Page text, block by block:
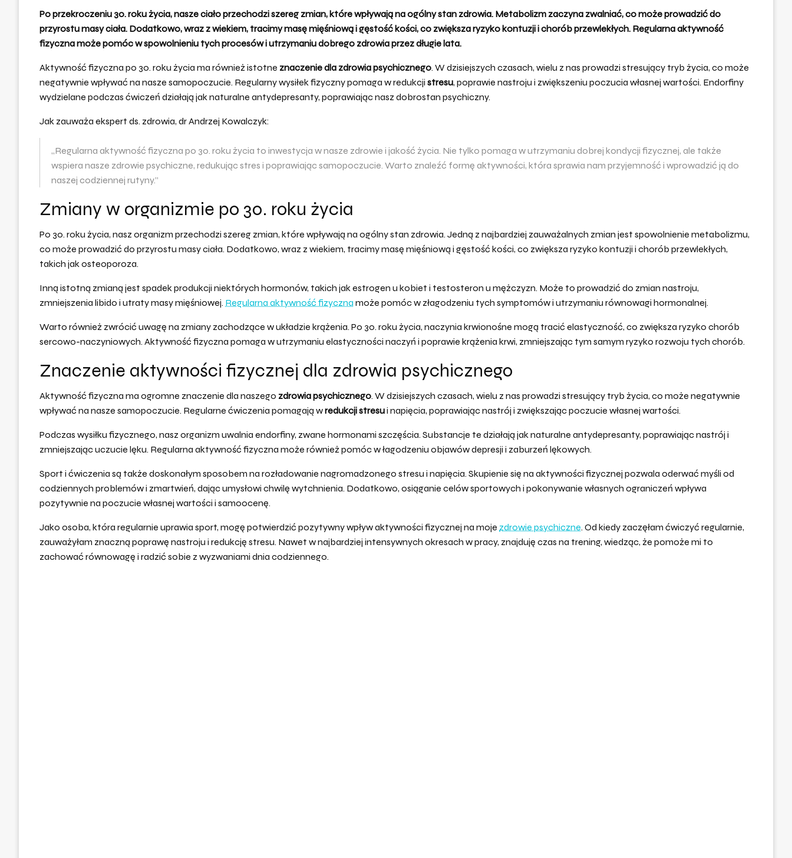
Po przekroczeniu 30. roku życia, nasze ciało przechodzi szereg zmian, które wpływają na ogólny stan zdrowia. Metabolizm zaczyna zwalniać, co może prowadzić do
przyrostu masy ciała. Dodatkowo, wraz z wiekiem, tracimy masę mięśniową i gęstość kości, co zwiększa ryzyko kontuzji i chorób przewlekłych. Regularnaaktywność
fizycznamoże pomóc w spowolnieniu tych procesów i utrzymaniu dobrego zdrowiaprzez długie lata.
Aktywność fizyczna po 30. roku życia ma również istotne znaczenie dla zdrowia psychicznego. W dzisiejszych czasach, wielu z nas prowadzi stresujący tryb życia, co może
negatywnie wpływać na nasze samopoczucie. Regularny wysiłek fizyczny pomaga w redukcji stresu, poprawie nastroju i zwiększeniu poczucia własnej wartości. Endorfiny
wydzielane podczas ćwiczeń działają jak naturalne antydepresanty, poprawiając nasz dobrostan psychiczny.
Jak zauważa ekspert ds. zdrowia, dr Andrzej Kowalczyk:
„Regularna aktywność fizyczna po 30. roku życia to inwestycja w nasze zdrowie i jakość życia. Nie tylko pomaga w utrzymaniu dobrej kondycji fizycznej, ale także
wspiera nasze zdrowie psychiczne, redukując stres i poprawiając samopoczucie. Warto znaleźć formę aktywności, która sprawia nam przyjemność i wprowadzić ją do
naszej codziennej rutyny.”
Zmiany w organizmie po 30. roku życia
Po 30. roku życia, nasz organizm przechodzi szereg zmian, które wpływają na ogólny stan zdrowia. Jedną z najbardziej zauważalnych zmian jest spowolnienie metabolizmu,
co może prowadzić do przyrostu masy ciała. Dodatkowo, wraz z wiekiem, tracimy masę mięśniową i gęstość kości, co zwiększa ryzyko kontuzji i chorób przewlekłych,
takich jak osteoporoza.
Inną istotną zmianą jest spadek produkcji niektórych hormonów, takich jak estrogen u kobiet i testosteron u mężczyzn. Może to prowadzić do zmian nastroju,
zmniejszenia libido i utraty masy mięśniowej. Regularna aktywność fizyczna może pomóc w złagodzeniu tych symptomów i utrzymaniu równowagi hormonalnej.
Warto również zwrócić uwagę na zmiany zachodzące w układzie krążenia. Po 30. roku życia, naczynia krwionośne mogą tracić elastyczność, co zwiększa ryzyko chorób
sercowo-naczyniowych. Aktywność fizyczna pomaga w utrzymaniu elastyczności naczyń i poprawie krążenia krwi, zmniejszając tym samym ryzyko rozwoju tych chorób.
Znaczenie aktywności fizycznej dla zdrowia psychicznego
Aktywność fizyczna ma ogromne znaczenie dla naszego zdrowia psychicznego. W dzisiejszych czasach, wielu z nas prowadzi stresujący tryb życia, co może negatywnie
wpływać na nasze samopoczucie. Regularne ćwiczenia pomagają wredukcji stresui napięcia, poprawiając nastrój i zwiększając poczucie własnej wartości.
Podczas wysiłku fizycznego, nasz organizm uwalnia endorfiny, zwane hormonami szczęścia. Substancje te działają jak naturalne antydepresanty, poprawiając nastrój i
zmniejszając uczucie lęku. Regularna aktywność fizyczna może również pomóc w łagodzeniu objawów depresji i zaburzeń lękowych.
Sport i ćwiczenia są także doskonałym sposobem na rozładowanie nagromadzonego stresu i napięcia. Skupienie się na aktywności fizycznej pozwala oderwać myśli od
codziennych problemów i zmartwień, dając umysłowi chwilę wytchnienia. Dodatkowo, osiąganie celów sportowych i pokonywanie własnych ograniczeń wpływa
pozytywnie na poczucie własnej wartości i samoocenę.
Jako osoba, która regularnie uprawia sport, mogę potwierdzić pozytywny wpływ aktywności fizycznej na moje zdrowie psychiczne. Od kiedy zaczęłam ćwiczyć regularnie,
zauważyłam znaczną poprawę nastroju i redukcję stresu. Nawet w najbardziej intensywnych okresach w pracy, znajduję czas na trening, wiedząc, że pomoże mi to
zachować równowagę i radzić sobie z wyzwaniami dnia codziennego.